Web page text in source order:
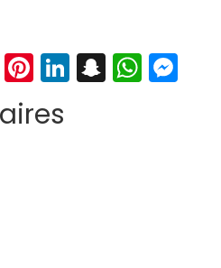
in
st
ag
Pi
er
Li S W